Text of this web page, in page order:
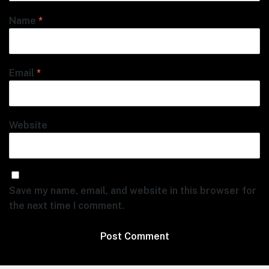
Name *
Email *
Website
Save my name, email, and website in this browser for
the next time I comment.